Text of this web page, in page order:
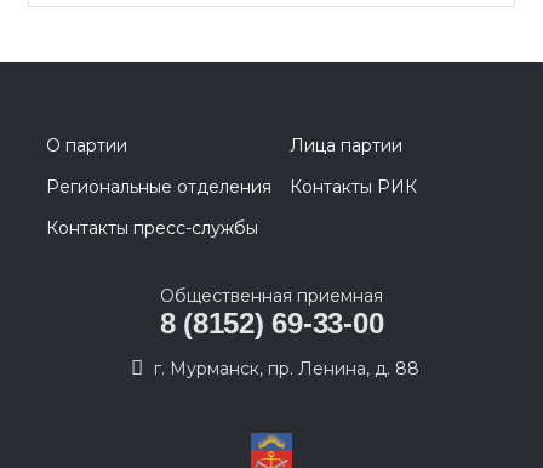
О партии
Лица партии
Региональные отделения
Контакты РИК
Контакты пресс-службы
Общественная приемная
8 (8152) 69-33-00
г. Мурманск, пр. Ленина, д. 88